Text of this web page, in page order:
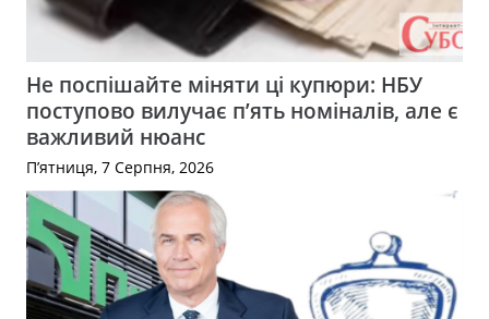
Не поспішайте міняти ці купюри: НБУ
поступово вилучає п’ять номіналів, але є
важливий нюанс
П’ятниця, 7 Серпня, 2026